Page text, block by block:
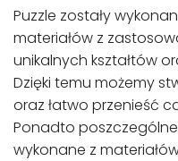
Puzzle zostały
materiałów z
unikalnych kształtów
Dzięki temu możemy
oraz łatwo przenieść
Ponadto
wykonane z